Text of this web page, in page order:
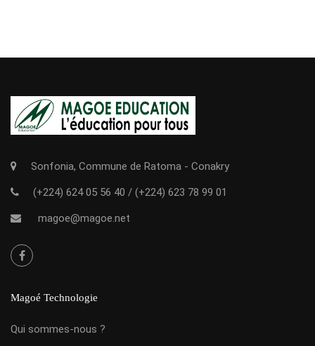
Sonfonia, Commune de Ratoma - Conakry
(+224) 624 05 56 40 / (+224) 623 78 99 01
magoe@magoe.net
Magoé Technologie
Qui sommes-nous ?